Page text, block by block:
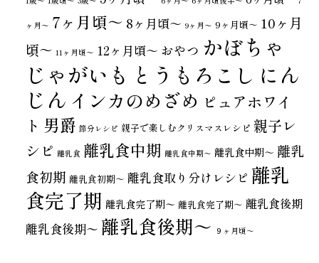
ヶ月〜 7ヶ月頃～ 8ヶ月頃～ 9ヶ月〜 9ヶ月頃～ 10ヶ月
頃～ 11ヶ月頃～ 12ヶ月頃～ おやつ かぼちゃ
じゃがいも とうもろこし にん
じん インカのめざめ ピュアホワイ
ト 男爵 節分レシピ 親子で楽しむクリスマスレシピ 親子レ
シピ 離乳食 離乳食中期 離乳食中期〜 離乳食中期～ 離乳
食初期 離乳食初期～ 離乳食取り分けレシピ 離乳
食完了期 離乳食完了期〜 離乳食完了期～ 離乳食後期
離乳食後期〜 離乳食後期～ ９ヶ月頃～